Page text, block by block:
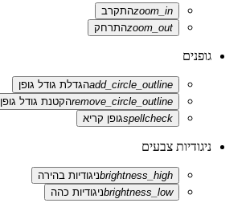
zoom_inהתקרב
zoom_outהתרחק
גופנים
add_circle_outlineהגדלת גודל גופן
remove_circle_outlineהקטנת גודל גופן
spellcheckגופן קריא
ניגודיות צבעים
brightness_highניגודיות בהירה
brightness_lowניגודיות כהה